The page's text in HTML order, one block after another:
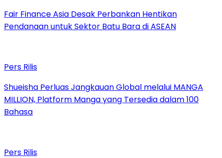
Fair Finance Asia Desak Perbankan Hentikan
Pendanaan untuk Sektor Batu Bara di ASEAN
Pers Rilis
Shueisha Perluas Jangkauan Global melalui MANGA
MILLION, Platform Manga yang Tersedia dalam 100
Bahasa
Pers Rilis